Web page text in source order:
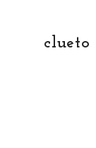
clueto